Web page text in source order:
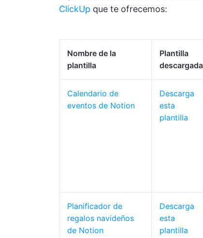
ClickUp que te ofrecemos:
Nombre de la
plantilla
Plantilla
descargada
Calendario de
eventos de Notion
Descarga
esta
plantilla
Planificador de
regalos navideños
de Notion
Descarga
esta
plantilla